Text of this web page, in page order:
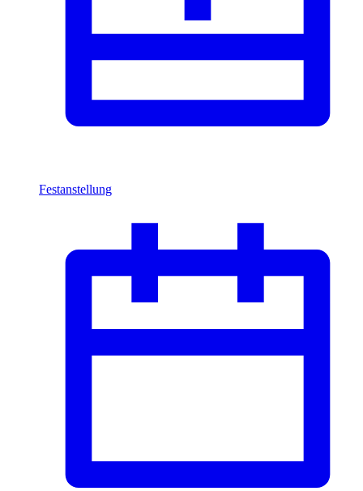
Festanstellung